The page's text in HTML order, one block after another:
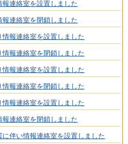
連絡室を設置しました
連絡室を閉鎖しました
報連絡室を設置しました
報連絡室を閉鎖しました
報連絡室を設置しました
報連絡室を閉鎖しました
報連絡室を設置しました
連絡室を閉鎖しました
伴い情報連絡室を設置しました